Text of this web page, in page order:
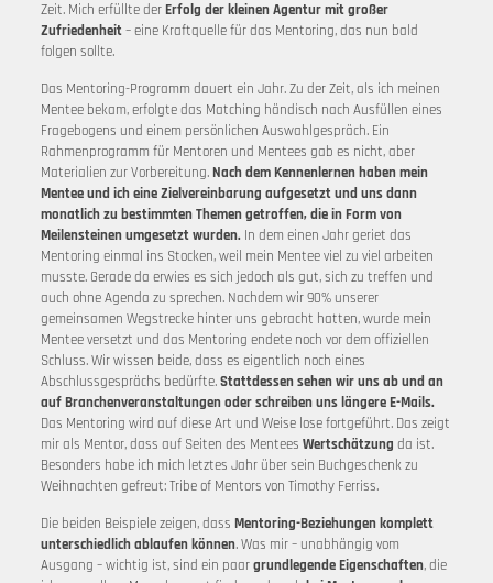
Zeit. Mich erfüllte derErfolg der kleinen Agentur mit großer
Zufriedenheit– eine Kraftquelle für das Mentoring, das nun bald
folgen sollte.
Das Mentoring-Programm dauert ein Jahr. Zu der Zeit, als ich meinen
Mentee bekam, erfolgte das Matching händisch nach Ausfüllen eines
Fragebogens und einem persönlichen Auswahlgespräch. Ein
Rahmenprogramm für Mentoren und Mentees gab es nicht, aber
Materialien zur Vorbereitung.Nach dem Kennenlernen haben mein
Mentee und ich eine Zielvereinbarung aufgesetzt und uns dann
monatlich zu bestimmten Themen getroffen, die in Form von
Meilensteinen umgesetzt wurden.In dem einen Jahr geriet das
Mentoring einmal ins Stocken, weil mein Mentee viel zu viel arbeiten
musste. Gerade da erwies es sich jedoch als gut, sich zu treffen und
auch ohne Agenda zu sprechen. Nachdem wir 90% unserer
gemeinsamen Wegstrecke hinter uns gebracht hatten, wurde mein
Mentee versetzt und das Mentoring endete noch vor dem offiziellen
Schluss. Wir wissen beide, dass es eigentlich noch eines
Abschlussgesprächs bedürfte.Stattdessen sehen wir uns ab und an
auf Branchenveranstaltungen oder schreiben uns längere E-Mails.
Das Mentoring wird auf diese Art und Weise lose fortgeführt. Das zeigt
mir als Mentor, dass auf Seiten des Mentees Wertschätzung da ist.
Besonders habe ich mich letztes Jahr über sein Buchgeschenk zu
Weihnachten gefreut: Tribe of Mentors von Timothy Ferriss.
Die beiden Beispiele zeigen, dass Mentoring-Beziehungen komplett
unterschiedlich ablaufen können. Was mir – unabhängig vom
Ausgang – wichtig ist, sind ein paargrundlegende Eigenschaften, die